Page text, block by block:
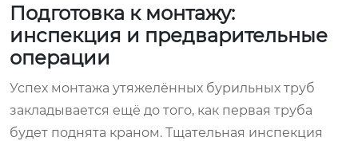
Подготовка к монтажу:
инспекция и предварительные
операции
Успех монтажа утяжелённых бурильных труб
закладывается ещё до того, как первая труба
будет поднята краном. Тщательная инспекция